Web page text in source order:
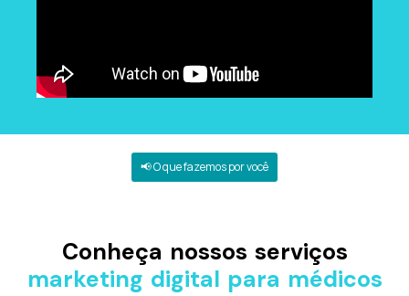
📢 O que fazemos por você
Conheça nossos serviços
marketing digital para médicos